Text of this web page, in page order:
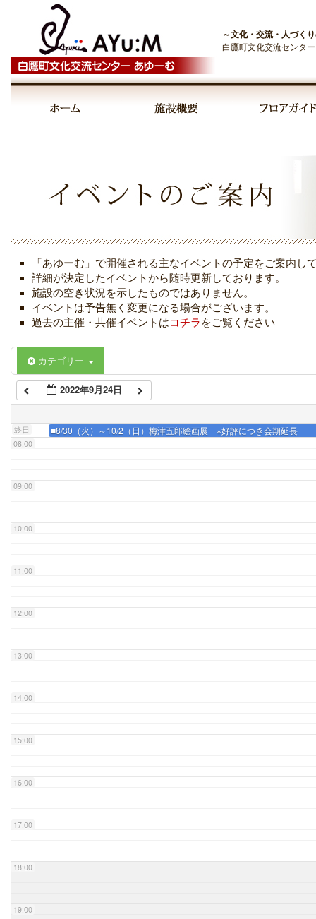
～文化・交流・人づく
白鷹町文化交流センタ
「あゆーむ」で開催される主なイベントの予定をご案内し
詳細が決定したイベントから随時更新しております。
施設の空き状況を示したものではありません。
イベントは予告無く変更になる場合がございます。
過去の主催・共催イベントはコチラ をご覧ください
カテゴリー
2022年9月24日
終日 ■8/30（火）～10/2（日）梅津五郎絵画展 ※好評につき会期延長
04:00
06:00
07:00
08:00
09:00
10:00
11:00
12:00
13:00
14:00
15:00
16:00
17:00
18:00
19:00